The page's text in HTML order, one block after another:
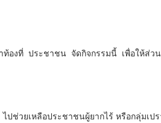
องที่ ประชาชน จัดกิจกรรมนี้ เพื่อให้ส่ว
ช่วยเหลือประชาชนผู้ยากไร้ หรือกลุ่มเป